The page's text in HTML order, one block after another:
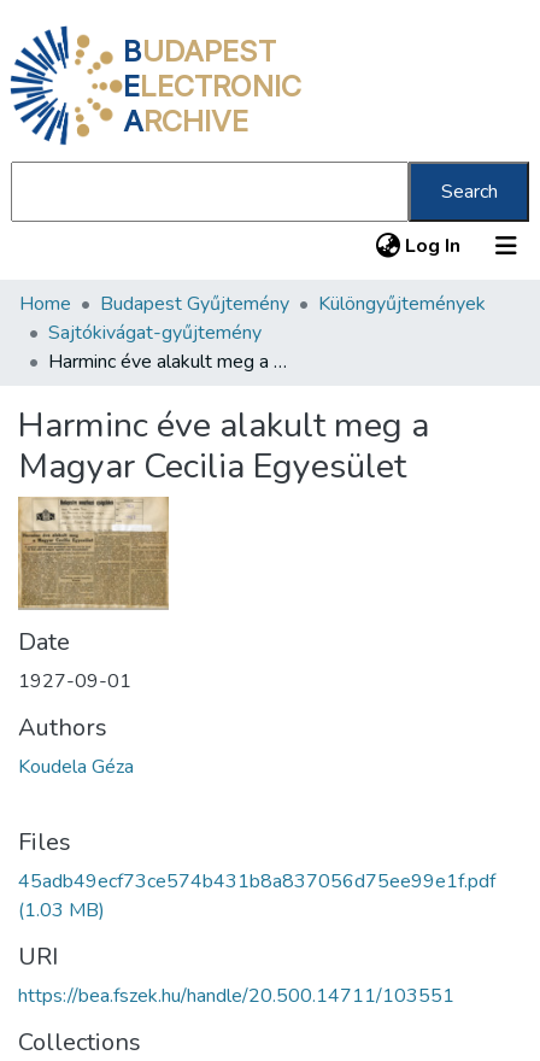
BUDAPEST
ELECTRONIC
ARCHIVE
Search
Log In (current)
Communities & Collections
All of DSpace
About us
Home Budapest Gyűjtemény
Különgyűjtemények
Sajtókivágat-gyűjtemény
Harminc éve alakult meg a Magyar Cecilia Egyesület
Harminc éve alakult meg a
Magyar Cecilia Egyesület
Date
1927-09-01
Authors
Koudela Géza
Files
45adb49ecf73ce574b431b8a837056d75ee99e1f.pdf
(1.03 MB)
URI
https://bea.fszek.hu/handle/20.500.14711/103551
Collections